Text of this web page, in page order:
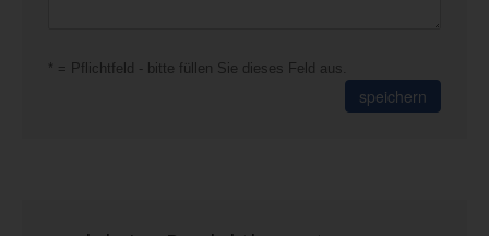
* = Pflichtfeld - bitte füllen Sie dieses Feld aus.
speichern